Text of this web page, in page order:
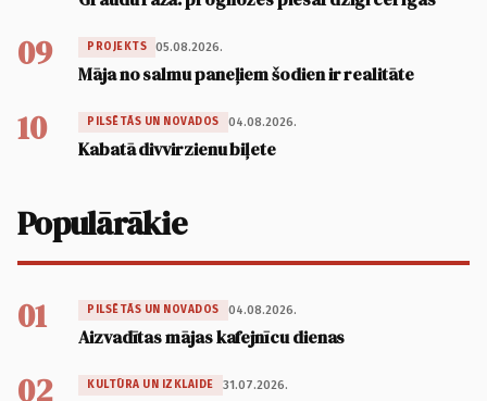
09 PROJEKTS 05.08.2026.
Māja no salmu paneļiem šodien ir realitāte
10 PILSĒTĀS UN NOVADOS 04.08.2026.
Kabatā divvirzienu biļete
Populārākie
01 PILSĒTĀS UN NOVADOS 04.08.2026.
Aizvadītas mājas kafejnīcu dienas
02 KULTŪRA UN IZKLAIDE 31.07.2026.